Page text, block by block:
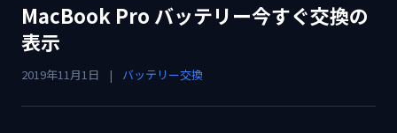
MacBook Pro バッテリー今すぐ交換の
表示
2019年11月1日 | バッテリー交換